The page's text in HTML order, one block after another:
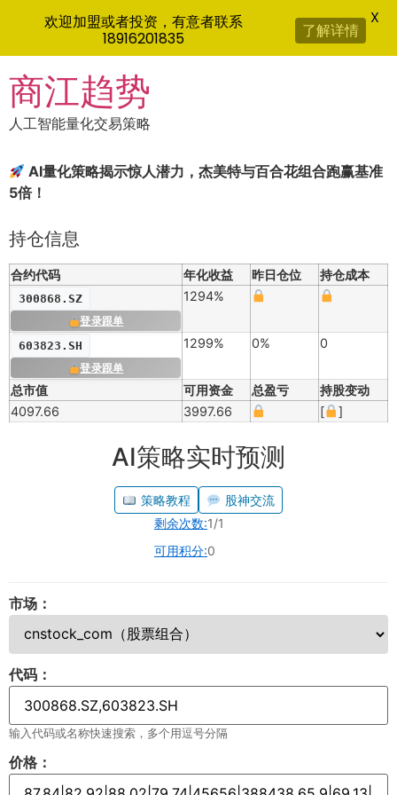
to
content
商江趋势
人工智能量化交易策略
AI量化策略揭示惊人潜力，杰美特与百合花组合跑赢基准
5倍！
持仓信息
合约代码 年化收益 昨日仓位 持仓成本
300868.SZ
登录跟单
1294%
603823.SH
登录跟单
1299% 0% 0
总市值 可用资金 总盈亏
持股变动
4097.66
3997.66 [ ]
AI策略实时预测
策略教程
股神交流
剩余次数:1/1
可用积分:0
市场：
代码：
输入代码或名称快速搜索，多个用逗号分隔
价格：
欢迎加盟或者投资，有意者联系
18916201835
了解详情
X